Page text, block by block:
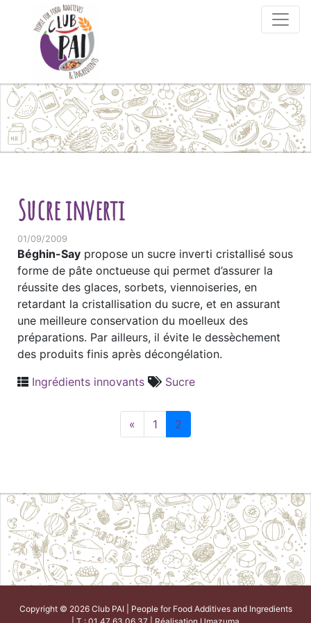
Skip to content
Sucre inverti
01/09/2009
Béghin-Say propose un sucre inverti cristallisé sous
forme de pâte onctueuse qui permet d’assurer la
réussite des glaces, sorbets, viennoiseries, en
retardant la cristallisation du sucre, et en assurant
une meilleure conservation du moelleux des
préparations. Par ailleurs, il évite le dessèchement
des produits finis après décongélation.
Ingrédients innovants
Sucre
« 1 2
Copyright © 2026 Club PAI | People for Food Additives and Ingredients